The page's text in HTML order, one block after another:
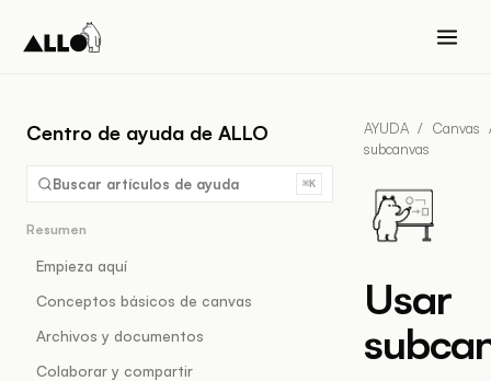
Centro de ayuda de ALLO
Buscar artículos de ayuda ⌘K
Resumen
Empieza aquí
Conceptos básicos de canvas
Archivos y documentos
Colaborar y compartir
AYUDA / Canvas
subcanvas
Usar